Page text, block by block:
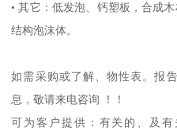
•其它：低发泡、钙塑板，合成
结构泡沫体。
如需采购或了解、物性表。报告
息，敬请来电咨询 ！！
可为客户提供：有关的、及有